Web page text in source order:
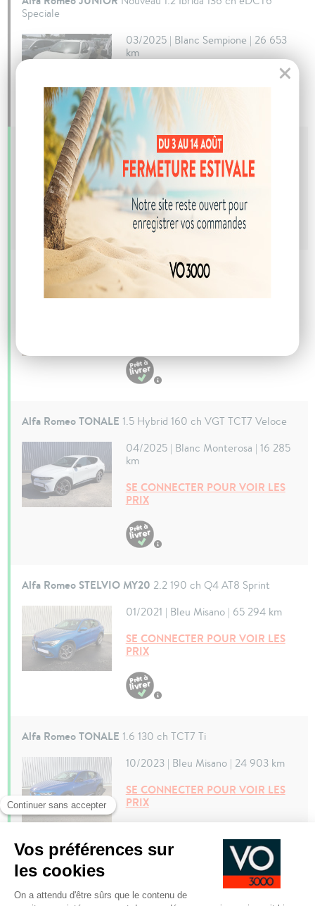
Speciale
03/2025 | Blanc Sempione | 26 653
km
SE CONNECTER POUR VOIR LES
PRIX
Alfa Romeo TONALE1.5 Hybrid 160 ch VGT TCT7 Veloce
04/2025 | Gris Vesuvio | 15 897 km
SE CONNECTER POUR VOIR LES
PRIX
Alfa Romeo TONALE
1.5 Hybrid 160 ch VGT TCT7 Veloce
04/2025 | Gris Vesuvio | 15 935 km
Alfa Romeo TONALE 1.5 Hybrid 160 ch VGT TCT7 Veloce
04/2025 | Blanc Monterosa | 16 285
km
SE CONNECTER POUR VOIR LES
PRIX
Alfa Romeo STELVIO MY20 2.2 190 ch Q4 AT8 Sprint
01/2021 | Bleu Misano | 65 294 km
SE CONNECTER POUR VOIR LES
PRIX
Alfa Romeo TONALE 1.6 130 ch TCT7 Ti
10/2023 | Bleu Misano | 24 903 km
SE CONNECTER POUR VOIR LES
PRIX
1.6 Multijet II 130 ch VGT TCT6
Sprint